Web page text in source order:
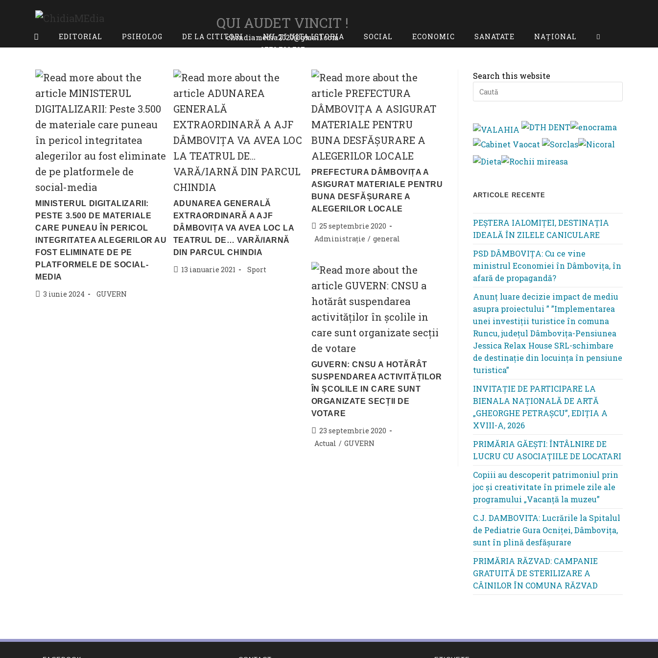
QUI AUDET VINCIT !
chindiamedia2020@gmail.com
0770.726.797
EDITORIAL PSIHOLOG DE LA CITITORI NU-ȚI UITA ISTORIA SOCIAL ECONOMIC SANATATE NAȚIONAL Toggle
search
MINISTERUL DIGITALIZARII:
PESTE 3.500 DE MATERIALE
CARE PUNEAU ÎN PERICOL
INTEGRITATEA ALEGERILOR AU
FOST ELIMINATE DE PE
PLATFORMELE DE SOCIAL-
MEDIA
Post3 iunie 2024
Post
GUVERN
ADUNAREA GENERALĂ
EXTRAORDINARĂ A AJF
DÂMBOVIȚA VA AVEA LOC LA
TEATRUL DE… VARĂ/IARNĂ
DIN PARCUL CHINDIA
Post13 ianuarie 2021
Post
Sport
PREFECTURA DÂMBOVIȚA A
ASIGURAT MATERIALE PENTRU
BUNA DESFĂȘURARE A
ALEGERILOR LOCALE
Post
published:
25 septembrie 2020
Post
Administrație / general
GUVERN: CNSU A HOTĂRÂT
SUSPENDAREA ACTIVITĂȚILOR
ÎN ȘCOLILE IN CARE SUNT
ORGANIZATE SECȚII DE
VOTARE
Post
published:
23 septembrie 2020
Post
Actual / GUVERN
Search this website
ARTICOLE RECENTE
PEȘTERA IALOMIȚEI, DESTINAȚIA
IDEALĂ ÎN ZILELE CANICULARE
PSD DÂMBOVIȚA: Cu ce vine
ministrul Economiei în Dâmbovița, în
afară de propagandă?
Anunț luare decizie impact de mediu
asupra proiectului ” ”Implementarea
unei investiții turistice în comuna
Runcu, județul Dâmbovița-Pensiunea
Jessica Relax House SRL-schimbare
de destinație din locuința în pensiune
turistica”
INVITAȚIE DE PARTICIPARE LA
BIENALA NAȚIONALĂ DE ARTĂ
„GHEORGHE PETRAȘCU”, EDIŢIA A
XVIII-A, 2026
PRIMĂRIA GĂEȘTI: ÎNTÂLNIRE DE
LUCRU CU ASOCIAȚIILE DE LOCATARI
Copiii au descoperit patrimoniul prin
joc și creativitate în primele zile ale
programului „Vacanță la muzeu”
C.J. DAMBOVITA: Lucrările la Spitalul
de Pediatrie Gura Ocniței, Dâmbovița,
sunt în plină desfășurare
PRIMĂRIA RĂZVAD: CAMPANIE
GRATUITĂ DE STERILIZARE A
CÂINILOR ÎN COMUNA RĂZVAD